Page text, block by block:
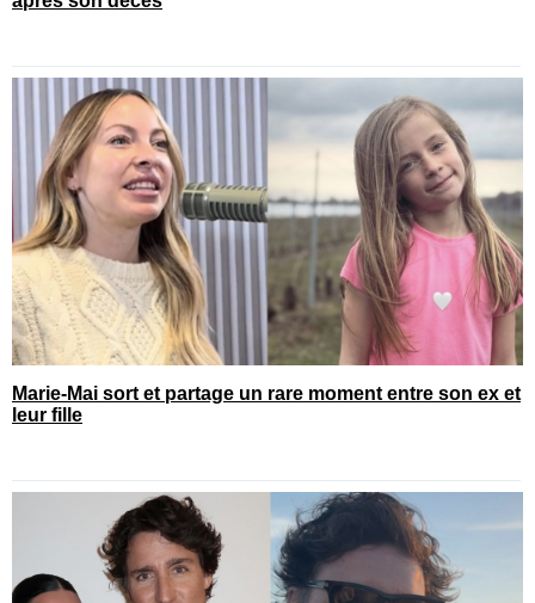
Marie-Mai sort et partage un rare moment entre son ex et
leur fille